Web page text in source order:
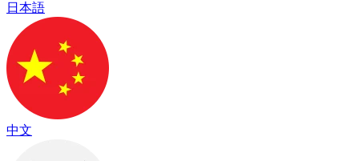
日本語
中文